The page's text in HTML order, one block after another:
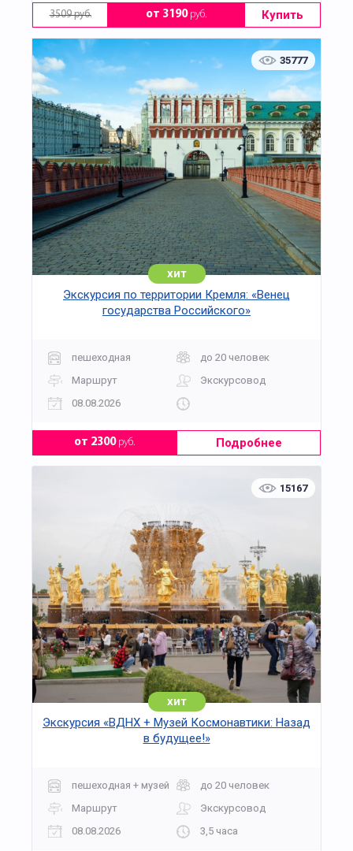
3509 руб. от 3190руб. Купить
35777
хит
Экскурсия по территории Кремля: «Венец
государства Российского»
пешеходная
до 20 человек
Маршрут
Экскурсовод
08.08.2026
от 2300руб. Подробнее
15167
хит
Экскурсия «ВДНХ + Музей Космонавтики: Назад
в будущее!»
пешеходная + музей
до 20 человек
Маршрут
Экскурсовод
08.08.2026
3,5 часа